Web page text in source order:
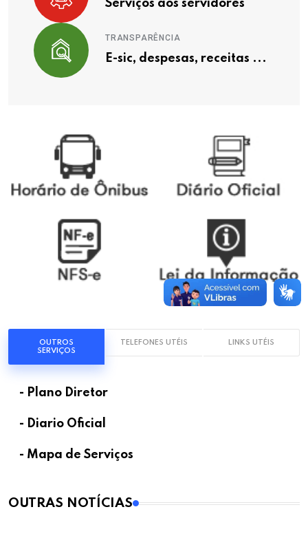
Serviços aos servidores
TRANSPARÊNCIA
E-sic, despesas, receitas ...
OUTROS
SERVIÇOS
TELEFONES UTÉIS LINKS UTÉIS
- Plano Diretor
- Diario Oficial
- Mapa de Serviços
OUTRAS NOTÍCIAS